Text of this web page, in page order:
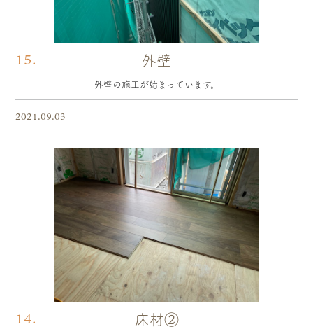
15. 外壁
外壁の施工が始まっています。
2021.09.03
14. 床材②